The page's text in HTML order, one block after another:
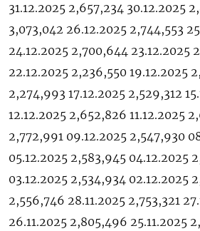
31.12.2025 2,657,234 30.12.2025
3,073,042 26.12.2025 2,744,553
24.12.2025 2,700,644 23.12.2025
22.12.2025 2,236,550 19.12.2025
2,274,993 17.12.2025 2,529,312
12.12.2025 2,652,826 11.12.2025
2,772,991 09.12.2025 2,547,930
05.12.2025 2,583,945 04.12.2025
03.12.2025 2,534,934 02.12.2025
2,556,746 28.11.2025 2,753,321
26.11.2025 2,805,496 25.11.2025